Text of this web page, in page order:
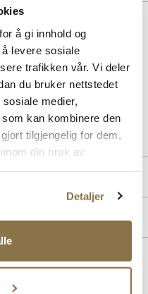
å gi innhold og
levere sosiale
trafikken vår. Vi deler
du bruker nettstedet
medier,
kan kombinere den
tilgjengelig for dem,
din bruk av
Detaljer
fra Stockholm Design
vristen som gir skoen det